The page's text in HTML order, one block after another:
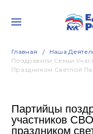
Главная Наша
Поздравили Семьи
Праздником Светлой
Партийцы
участников
праздником